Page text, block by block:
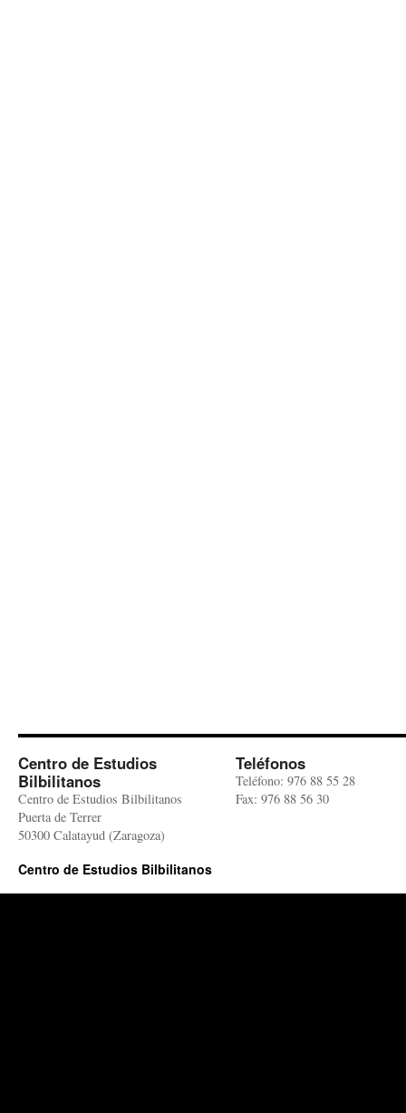
Centro de Estudios
Bilbilitanos
Centro de Estudios Bilbilitanos
Puerta de Terrer
50300 Calatayud (Zaragoza)
Teléfonos
Teléfono: 976 88 55 28
Fax: 976 88 56 30
Centro de Estudios Bilbilitanos